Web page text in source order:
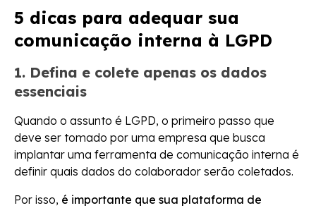
5 dicas para adequar sua
comunicação interna à LGPD
1. Defina e colete apenas os dados
essenciais
Quando o assunto é LGPD, o primeiro passo que
deve ser tomado por uma empresa que busca
implantar uma ferramenta de comunicação interna é
definir quais dados do colaborador serão coletados.
Por isso, é importante que sua plataforma de